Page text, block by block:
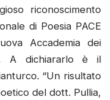
riconoscimento
di Poesia PACE
Accademia dei
A dichiararlo è il
“Un risultato
del dott. Pullia,